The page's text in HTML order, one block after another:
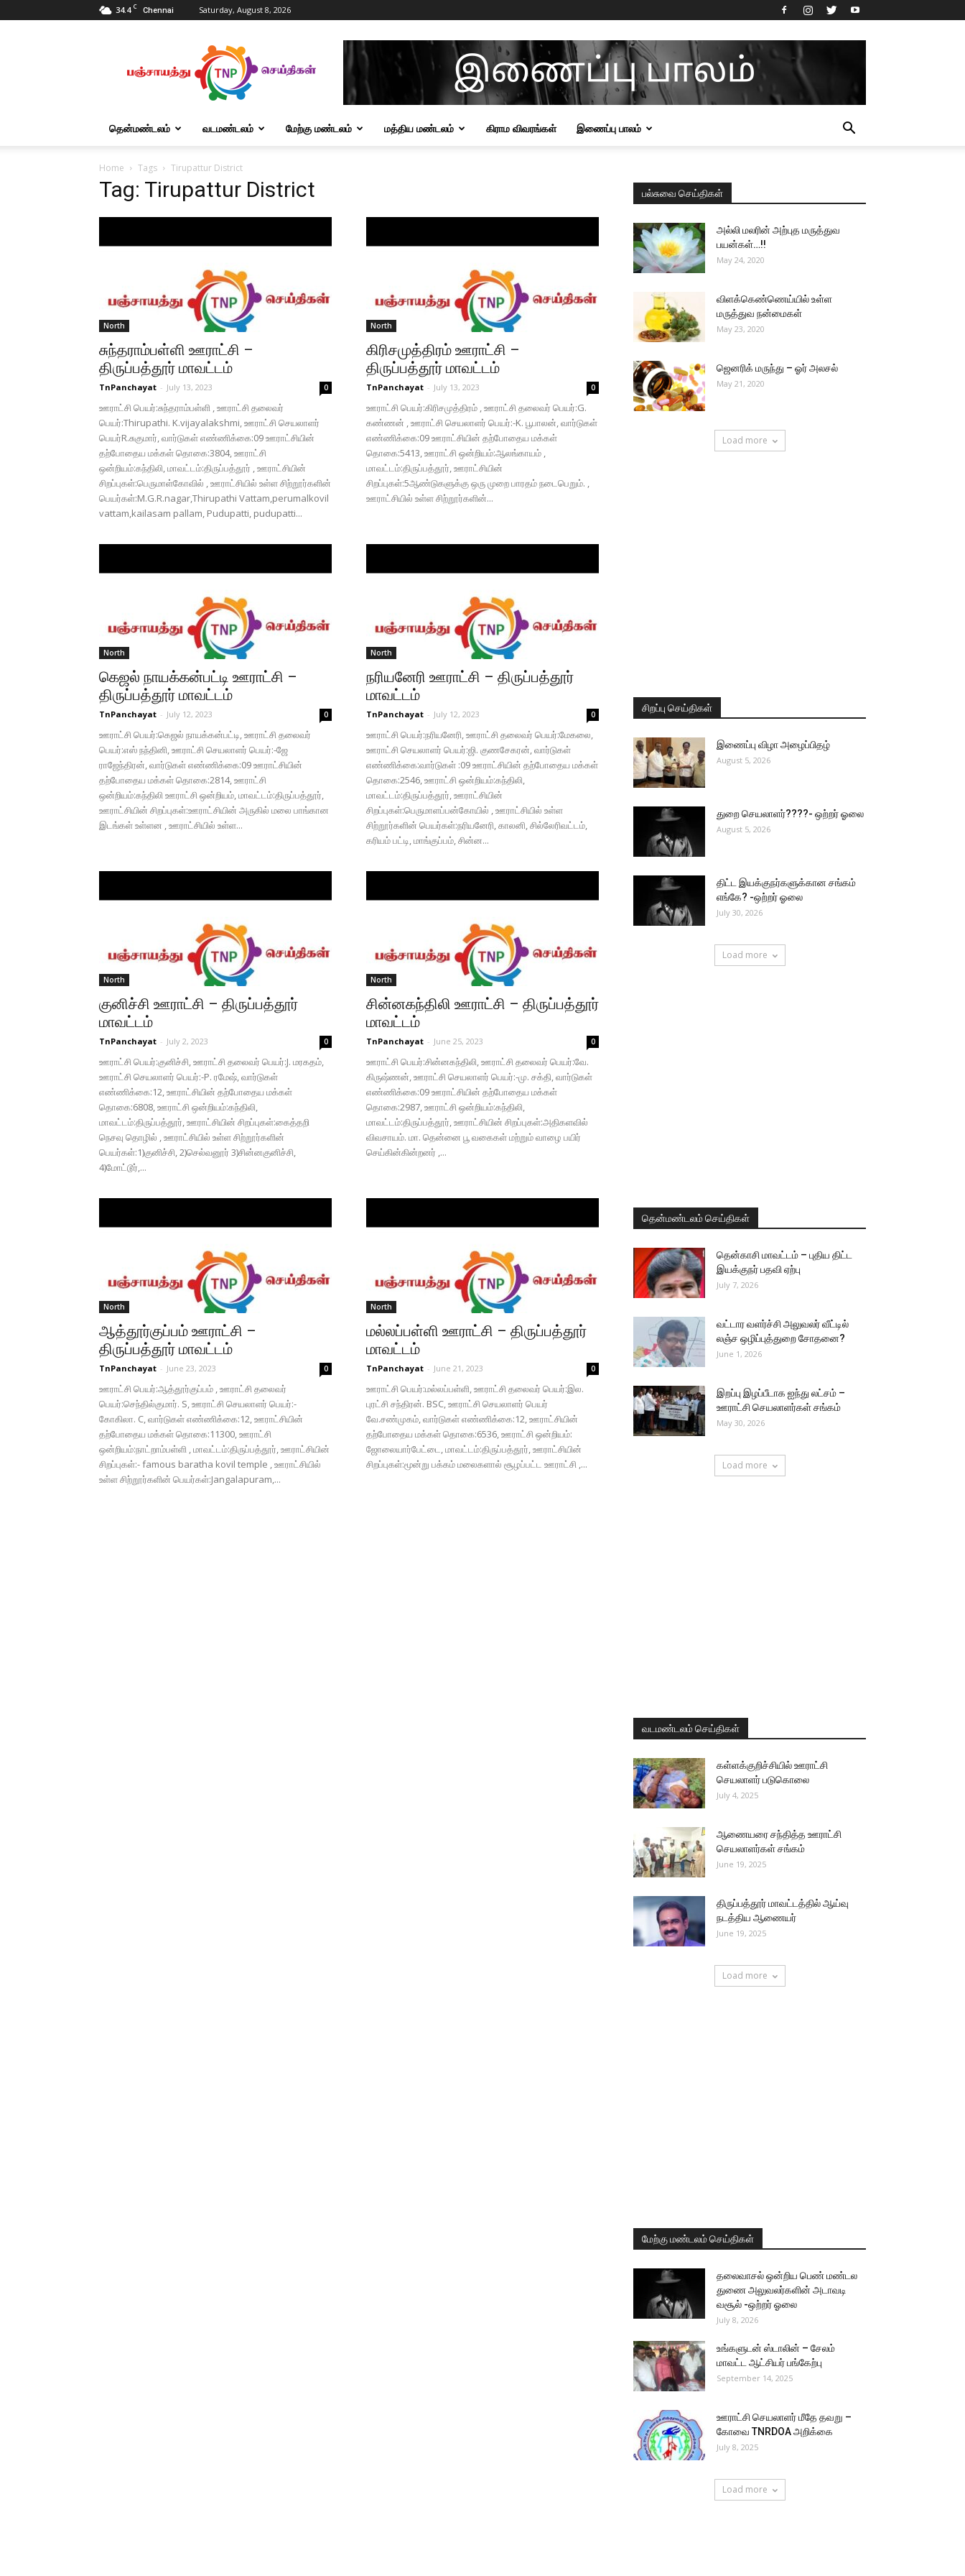
34.4 C Chennai Saturday, August 8, 2026
Tnpanchayat
தென்மண்டலம் வடமண்டலம் மேற்கு மண்டலம் மத்திய மண்டலம் கிராம விவரங்கள் இணைப்பு பாலம்
Home Tags Tirupattur District
Tag: Tirupattur District
North
சுந்தராம்பள்ளி ஊராட்சி –
திருப்பத்தூர் மாவட்டம்
TnPanchayat - July 13, 2023 0
ஊராட்சி பெயர்:சுந்தராம்பள்ளி , ஊராட்சி தலைவர்
பெயர்:Thirupathi. K.vijayalakshmi, ஊராட்சி செயலாளர்
பெயர்R.சுகுமார், வார்டுகள் எண்ணிக்கை:09 ஊராட்சியின்
தற்போதைய மக்கள் தொகை:3804, ஊராட்சி
ஒன்றியம்:கந்திலி, மாவட்டம்:திருப்பத்தூர் , ஊராட்சியின்
சிறப்புகள்:பெருமாள்கோவில் , ஊராட்சியில் உள்ள சிற்றூர்களின்
பெயர்கள்:M.G.R.nagar,Thirupathi Vattam,perumalkovil
vattam,kailasam pallam, Pudupatti, pudupatti...
North
கிரிசமுத்திரம் ஊராட்சி –
திருப்பத்தூர் மாவட்டம்
TnPanchayat - July 13, 2023 0
ஊராட்சி பெயர்:கிரிசமுத்திரம் , ஊராட்சி தலைவர் பெயர்:G.
கண்ணன் , ஊராட்சி செயலாளர் பெயர்:-K. பூபாலன், வார்டுகள்
எண்ணிக்கை:09 ஊராட்சியின் தற்போதைய மக்கள்
தொகை:5413, ஊராட்சி ஒன்றியம்:ஆலங்காயம் ,
மாவட்டம்:திருப்பத்தூர், ஊராட்சியின்
சிறப்புகள்:5ஆண்டுகளுக்கு ஒரு முறை பாரதம் நடைபெறும். ,
ஊராட்சியில் உள்ள சிற்றூர்களின்...
North
கெஜல் நாயக்கன்பட்டி ஊராட்சி –
திருப்பத்தூர் மாவட்டம்
TnPanchayat - July 12, 2023 0
ஊராட்சி பெயர்:கெஜல் நாயக்கன்பட்டி, ஊராட்சி தலைவர்
பெயர்:எஸ் நந்தினி, ஊராட்சி செயலாளர் பெயர்:-ஜே
ராஜேந்திரன், வார்டுகள் எண்ணிக்கை:09 ஊராட்சியின்
தற்போதைய மக்கள் தொகை:2814, ஊராட்சி
ஒன்றியம்:கந்திலி ஊராட்சி ஒன்றியம், மாவட்டம்:திருப்பத்தூர்,
ஊராட்சியின் சிறப்புகள்:ஊராட்சியின் அருகில் மலை பாங்கான
இடங்கள் உள்ளன , ஊராட்சியில் உள்ள...
North
நரியனேரி ஊராட்சி – திருப்பத்தூர்
மாவட்டம்
TnPanchayat - July 12, 2023 0
ஊராட்சி பெயர்:நரியனேரி, ஊராட்சி தலைவர் பெயர்:மேகலை,
ஊராட்சி செயலாளர் பெயர்:ஜி. குணசேகரன், வார்டுகள்
எண்ணிக்கை:வார்டுகள் :09 ஊராட்சியின் தற்போதைய மக்கள்
தொகை:2546, ஊராட்சி ஒன்றியம்:கந்திலி,
மாவட்டம்:திருப்பத்தூர், ஊராட்சியின்
சிறப்புகள்:பெருமாளப்பன்கோயில் , ஊராட்சியில் உள்ள
சிற்றூர்களின் பெயர்கள்:நரியனேரி, காலனி, சில்லேரிவட்டம்,
கரியம் பட்டி, மாங்குப்பம், சின்ன...
North
குனிச்சி ஊராட்சி – திருப்பத்தூர்
மாவட்டம்
TnPanchayat - July 2, 2023 0
ஊராட்சி பெயர்:குனிச்சி, ஊராட்சி தலைவர் பெயர்:J. மரகதம்,
ஊராட்சி செயலாளர் பெயர்:-P. ரமேஷ், வார்டுகள்
எண்ணிக்கை:12, ஊராட்சியின் தற்போதைய மக்கள்
தொகை:6808, ஊராட்சி ஒன்றியம்:கந்திலி,
மாவட்டம்:திருப்பத்தூர், ஊராட்சியின் சிறப்புகள்:கைத்தறி
நெசவு தொழில் , ஊராட்சியில் உள்ள சிற்றூர்களின்
பெயர்கள்:1)குனிச்சி, 2)செல்வனூர் 3)சின்னகுனிச்சி,
4)மோட்டூர்,...
North
சின்னகந்திலி ஊராட்சி – திருப்பத்தூர்
மாவட்டம்
TnPanchayat - June 25, 2023 0
ஊராட்சி பெயர்:சின்னகந்திலி, ஊராட்சி தலைவர் பெயர்:வே.
கிருஷ்ணன், ஊராட்சி செயலாளர் பெயர்:-மு. சக்தி, வார்டுகள்
எண்ணிக்கை:09 ஊராட்சியின் தற்போதைய மக்கள்
தொகை:2987, ஊராட்சி ஒன்றியம்:கந்திலி,
மாவட்டம்:திருப்பத்தூர், ஊராட்சியின் சிறப்புகள்:அதிகளவில்
விவசாயம். மா. தென்னை பூ வகைகள் மற்றும் வாழை பயிர்
செய்கின்கின்றனர் ,...
North
ஆத்தூர்குப்பம் ஊராட்சி –
திருப்பத்தூர் மாவட்டம்
TnPanchayat - June 23, 2023 0
ஊராட்சி பெயர்:ஆத்தூர்குப்பம் , ஊராட்சி தலைவர்
பெயர்:செந்தில்குமார். S, ஊராட்சி செயலாளர் பெயர்:-
கோகிலா. C, வார்டுகள் எண்ணிக்கை:12, ஊராட்சியின்
தற்போதைய மக்கள் தொகை:11300, ஊராட்சி
ஒன்றியம்:நாட்றாம்பள்ளி , மாவட்டம்:திருப்பத்தூர், ஊராட்சியின்
சிறப்புகள்:- famous baratha kovil temple , ஊராட்சியில்
உள்ள சிற்றூர்களின் பெயர்கள்:Jangalapuram,...
North
மல்லப்பள்ளி ஊராட்சி – திருப்பத்தூர்
மாவட்டம்
TnPanchayat - June 21, 2023 0
ஊராட்சி பெயர்:மல்லப்பள்ளி, ஊராட்சி தலைவர் பெயர்:இல.
புரட்சி சந்திரன். BSC, ஊராட்சி செயலாளர் பெயர்
வே.சண்முகம், வார்டுகள் எண்ணிக்கை:12, ஊராட்சியின்
தற்போதைய மக்கள் தொகை:6536, ஊராட்சி ஒன்றியம்:
ஜோலையார்பேட்டை, மாவட்டம்:திருப்பத்தூர், ஊராட்சியின்
சிறப்புகள்:மூன்று பக்கம் மலைகளால் சூழப்பட்ட ஊராட்சி ,...
பல்சுவை செய்திகள்
அல்லி மலரின் அற்புத மருத்துவ
பயன்கள்…!!
May 24, 2020
விளக்கெண்ணெய்யில் உள்ள
மருத்துவ நன்மைகள்
May 23, 2020
ஜெனரிக் மருந்து – ஓர் அலசல்
May 21, 2020
Load more
சிறப்பு செய்திகள்
இணைப்பு விழா அழைப்பிதழ்
August 5, 2026
துறை செயலாளர்????- ஒற்றர் ஓலை
August 5, 2026
திட்ட இயக்குநர்களுக்கான சங்கம்
எங்கே? -ஒற்றர் ஓலை
July 30, 2026
Load more
தென்மண்டலம் செய்திகள்
தென்காசி மாவட்டம் – புதிய திட்ட
இயக்குநர் பதவி ஏற்பு
July 7, 2026
வட்டார வளர்ச்சி அலுவலர் வீட்டில்
லஞ்ச ஒழிப்புத்துறை சோதனை?
June 1, 2026
இறப்பு இழப்பீடாக ஐந்து லட்சம் –
ஊராட்சி செயலாளர்கள் சங்கம்
May 30, 2026
Load more
வடமண்டலம் செய்திகள்
கள்ளக்குறிச்சியில் ஊராட்சி
செயலாளர் படுகொலை
July 4, 2025
ஆணையரை சந்தித்த ஊராட்சி
செயலாளர்கள் சங்கம்
June 19, 2025
திருப்பத்தூர் மாவட்டத்தில் ஆய்வு
நடத்திய ஆணையர்
June 19, 2025
Load more
மேற்கு மண்டலம் செய்திகள்
தலைவாசல் ஒன்றிய பெண் மண்டல
துணை அலுவலர்களின் அடாவடி
வசூல் -ஒற்றர் ஓலை
July 8, 2026
உங்களுடன் ஸ்டாலின் – சேலம்
மாவட்ட ஆட்சியர் பங்கேற்பு
September 14, 2025
ஊராட்சி செயலாளர் மீதே தவறு –
கோவை TNRDOA அறிக்கை
July 8, 2025
Load more